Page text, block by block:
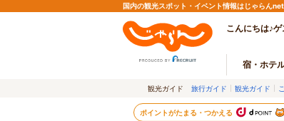
国内の観光スポット・イベント情報はじゃらん
こんにちは♪
宿・ホテ
観光ガイド 旅行ガイド 観光ガイド
ポイントがたまる・つかえる